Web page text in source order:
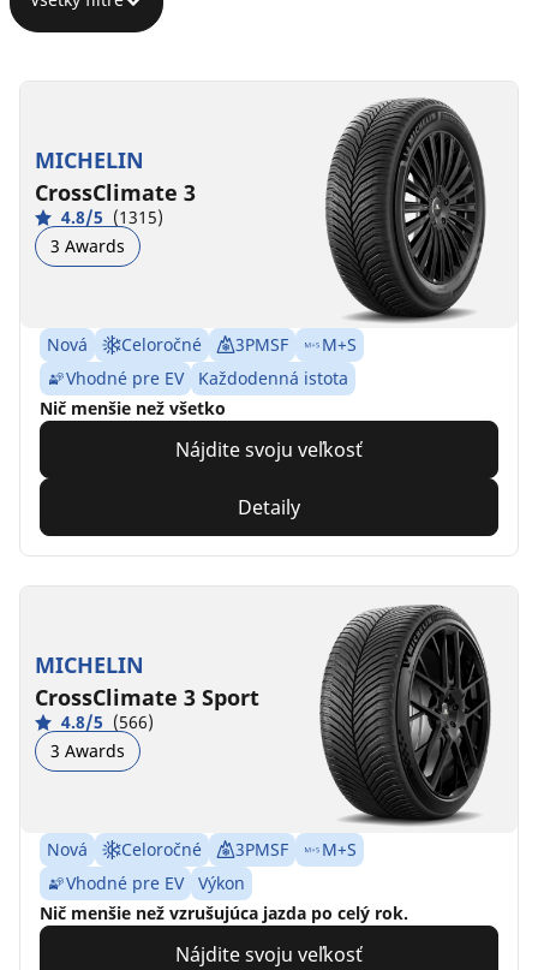
MICHELIN
CrossClimate 3
4.8/5 (1315)
3 Awards
Nová Celoročné 3PMSF
M+S
Vhodné pre EV
Každodenná istota
Nič menšie než všetko
Nájdite svoju veľkosť
Detaily
MICHELIN
CrossClimate 3 Sport
4.8/5 (566)
3 Awards
Nová Celoročné 3PMSF
M+S
Vhodné pre EV
Výkon
Nič menšie než vzrušujúca jazda po celý rok.
Nájdite svoju veľkosť